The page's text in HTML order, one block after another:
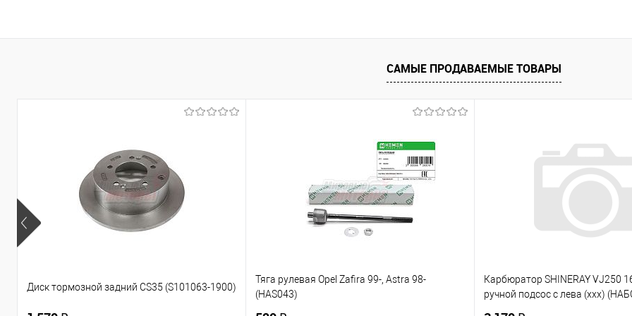
Купить в 1 клик
К сравнению
Купить в 1 клик
К сравнению
В наличии
САМЫЕ ПРОДАВАЕМЫЕ ТОВАРЫ
Диск тормозной задний CS35 (S101063-1900)
Тяга рулевая Opel Zafira 99-, Astra 98-
(HAS043)
Карбюратор SHINERAY VJ250
ручной подсос с лева (ххх)